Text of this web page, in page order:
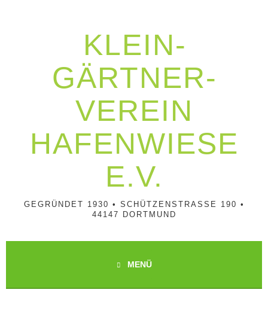
KLEIN­
GÄRTNER­
VEREIN
HAFENWIESE
E.V.
GEGRÜNDET 1930 • SCHÜTZENSTRASSE 190 • 4
4147 DORTMUND
MENÜ